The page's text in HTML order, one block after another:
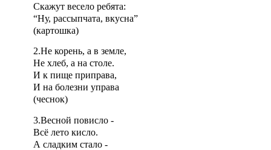
Скажут весело ребята:
“Ну, рассыпчата, вкусна”
(картошка)
2.Не корень, а в земле,
Не хлеб, а на столе.
И к пище приправа,
И на болезни управа
(чеснок)
3.Весной повисло -
Всё лето кисло.
А сладким стало -